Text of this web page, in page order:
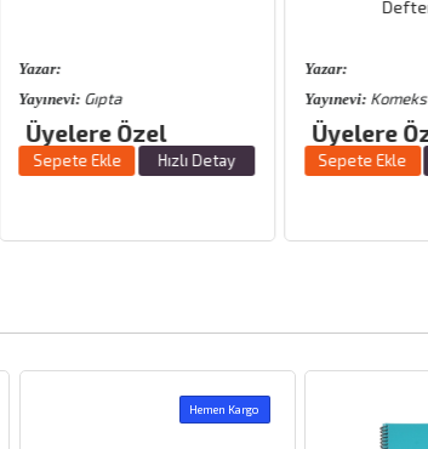
Yazar:
Yayınevi:Komeks
Üyelere Özel
Sepete Ekle Hızlı Detay
Yazar:
Yayınevi:Ema
%15
indirim
Hemen Kargo